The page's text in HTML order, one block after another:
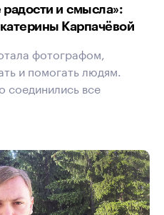
и смысла»:
Карпачёвой
фотографом,
и помогать людям.
соединились все